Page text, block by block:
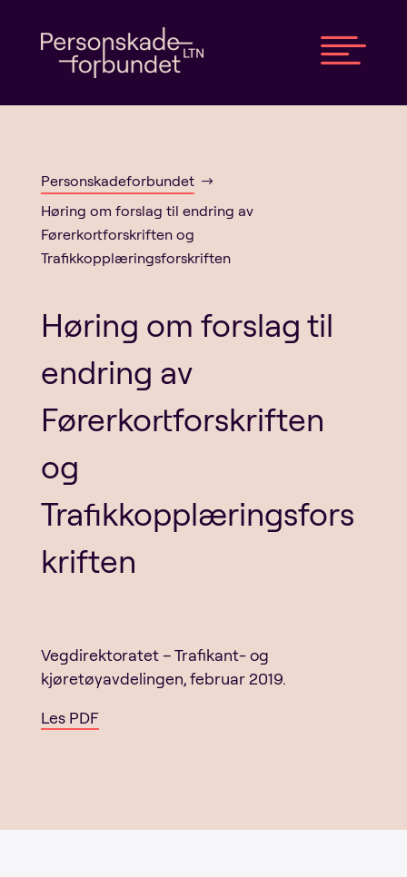

Personskadeforbundet $
Høring om forslag til endring av
Førerkortforskriften og
Trafikkopplæringsforskriften
Høring om forslag til
endring av
Førerkortforskriften
og
Trafikkopplæringsfors
kriften
Vegdirektoratet – Trafikant- og
kjøretøyavdelingen, februar 2019.
Les PDF